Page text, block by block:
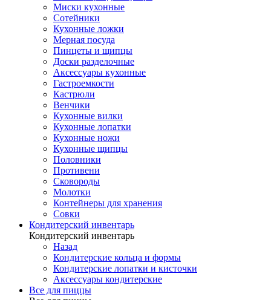
Миски кухонные
Сотейники
Кухонные ложки
Мерная посуда
Пинцеты и щипцы
Доски разделочные
Аксессуары кухонные
Гастроемкости
Кастрюли
Венчики
Кухонные вилки
Кухонные лопатки
Кухонные ножи
Кухонные щипцы
Половники
Противени
Сковороды
Молотки
Контейнеры для хранения
Совки
Кондитерский инвентарь
Кондитерский инвентарь
Назад
Кондитерские кольца и формы
Кондитерские лопатки и кисточки
Аксессуары кондитерские
Все для пиццы